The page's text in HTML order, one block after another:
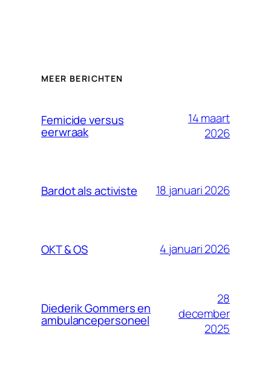
MEER BERICHTEN
Femicide versus
eerwraak
14 maart
2026
Bardot als activiste 18 januari 2026
OKT & OS 4 januari 2026
Diederik Gommers en
ambulancepersoneel
28
december
2025